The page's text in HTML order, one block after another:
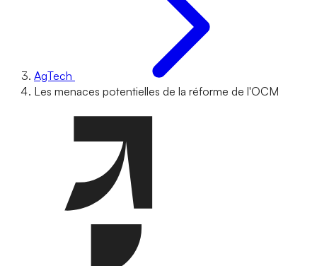
AgTech
Les menaces potentielles de la réforme de l'OCM